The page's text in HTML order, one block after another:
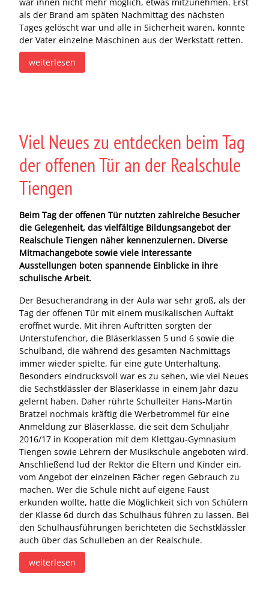
als der Brand am späten Nachmittag des nächsten
Tages gelöscht war und alle in Sicherheit waren, konnte
der Vater einzelne Maschinen aus der Werkstatt retten.
weiterlesen
Viel Neues zu entdecken beim Tag
der offenen Tür an der Realschule
Tiengen
Beim Tag der offenen Tür nutzten zahlreiche Besucher
die Gelegenheit, das vielfältige Bildungsangebot der
Realschule Tiengen näher kennenzulernen. Diverse
Mitmachangebote sowie viele interessante
Ausstellungen boten spannende Einblicke in ihre
schulische Arbeit.
Der Besucherandrang in der Aula war sehr groß, als der
Tag der offenen Tür mit einem musikalischen Auftakt
eröffnet wurde. Mit ihren Auftritten sorgten der
Unterstufenchor, die Bläserklassen 5 und 6 sowie die
Schulband, die während des gesamten Nachmittags
immer wieder spielte, für eine gute Unterhaltung.
Besonders eindrucksvoll war es zu sehen, wie viel Neues
die Sechstklässler der Bläserklasse in einem Jahr dazu
gelernt haben. Daher rührte Schulleiter Hans-Martin
Bratzel nochmals kräftig die Werbetrommel für eine
Anmeldung zur Bläserklasse, die seit dem Schuljahr
2016/17 in Kooperation mit dem Klettgau-Gymnasium
Tiengen sowie Lehrern der Musikschule angeboten wird.
Anschließend lud der Rektor die Eltern und Kinder ein,
vom Angebot der einzelnen Fächer regen Gebrauch zu
machen. Wer die Schule nicht auf eigene Faust
erkunden wollte, hatte die Möglichkeit sich von Schülern
der Klasse 6d durch das Schulhaus führen zu lassen. Bei
den Schulhausführungen berichteten die Sechstklässler
auch über das Schulleben an der Realschule.
weiterlesen